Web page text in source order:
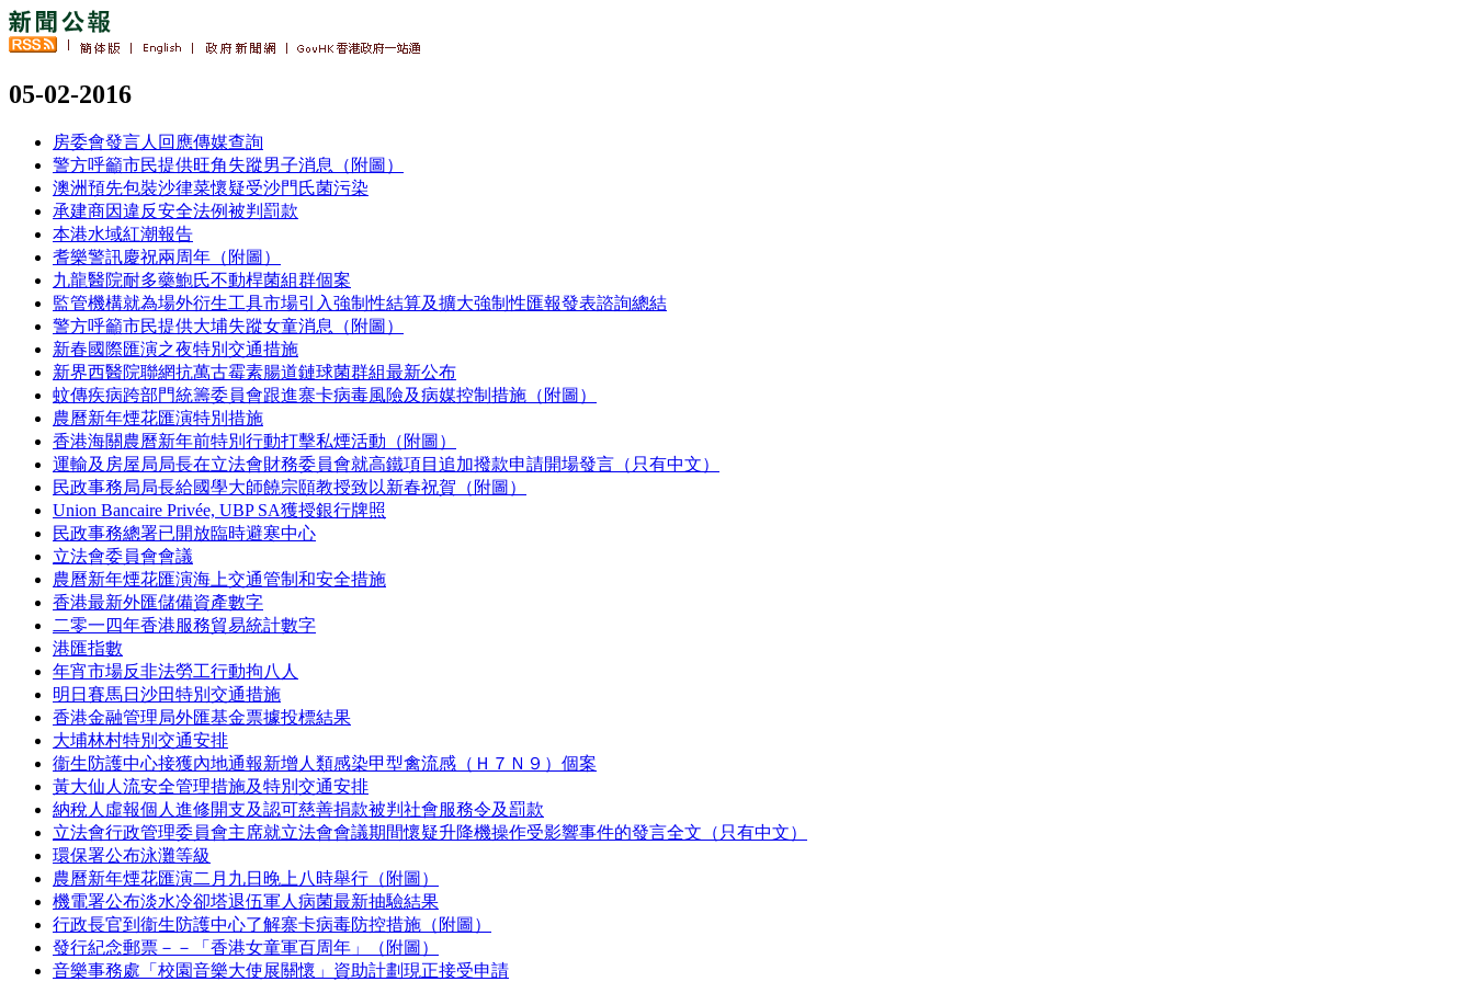
05-02-2016
房委會發言人回應傳媒查詢
警方呼籲市民提供旺角失蹤男子消息（附圖）
澳洲預先包裝沙律菜懷疑受沙門氏菌污染
承建商因違反安全法例被判罰款
本港水域紅潮報告
耆樂警訊慶祝兩周年（附圖）
九龍醫院耐多藥鮑氏不動桿菌組群個案
監管機構就為場外衍生工具市場引入強制性結算及擴大強制性匯報發表諮詢總結
警方呼籲市民提供大埔失蹤女童消息（附圖）
新春國際匯演之夜特別交通措施
新界西醫院聯網抗萬古霉素腸道鏈球菌群組最新公布
蚊傳疾病跨部門統籌委員會跟進寨卡病毒風險及病媒控制措施（附圖）
農曆新年煙花匯演特別措施
香港海關農曆新年前特別行動打擊私煙活動（附圖）
運輸及房屋局局長在立法會財務委員會就高鐵項目追加撥款申請開場發言（只有中文）
民政事務局局長給國學大師饒宗頤教授致以新春祝賀（附圖）
Union Bancaire Privée, UBP SA獲授銀行牌照
民政事務總署已開放臨時避寒中心
立法會委員會會議
農曆新年煙花匯演海上交通管制和安全措施
香港最新外匯儲備資產數字
二零一四年香港服務貿易統計數字
港匯指數
年宵市場反非法勞工行動拘八人
明日賽馬日沙田特別交通措施
香港金融管理局外匯基金票據投標結果
大埔林村特別交通安排
衞生防護中心接獲內地通報新增人類感染甲型禽流感（Ｈ７Ｎ９）個案
黃大仙人流安全管理措施及特別交通安排
納稅人虛報個人進修開支及認可慈善捐款被判社會服務令及罰款
立法會行政管理委員會主席就立法會會議期間懷疑升降機操作受影響事件的發言全文（只有中文）
環保署公布泳灘等級
農曆新年煙花匯演二月九日晚上八時舉行（附圖）
機電署公布淡水冷卻塔退伍軍人病菌最新抽驗結果
行政長官到衞生防護中心了解寨卡病毒防控措施（附圖）
發行紀念郵票－－「香港女童軍百周年」（附圖）
音樂事務處「校園音樂大使展關懷」資助計劃現正接受申請